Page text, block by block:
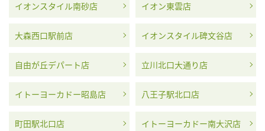
イオンスタイル南砂店 イオン東雲店
大森西口駅前店 イオンスタイル碑文谷店
自由が丘デパート店 立川北口大通り店
イトーヨーカドー昭島店 八王子駅北口店
町田駅北口店 イトーヨーカドー南大沢店